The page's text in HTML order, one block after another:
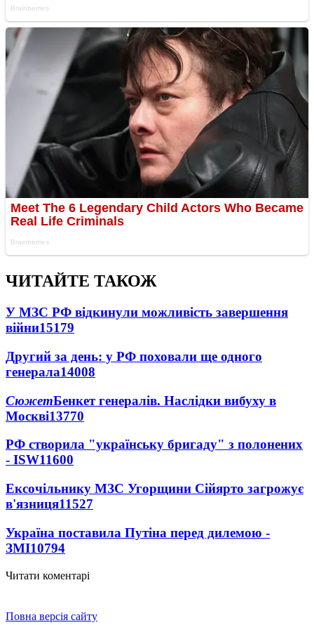
ЧИТАЙТЕ ТАКОЖ
У МЗС РФ відкинули можливість завершення
війни15179
Другий за день: у РФ поховали ще одного
генерала14008
СюжетБенкет генералів. Наслідки вибуху в
Москві13770
РФ створила "українську бригаду" з полонених
- ISW11600
Ексочільнику МЗС Угорщини Сійярто загрожує
в'язниця11527
Україна поставила Путіна перед дилемою -
ЗМІ10794
Читати коментарі
Повна версія сайту